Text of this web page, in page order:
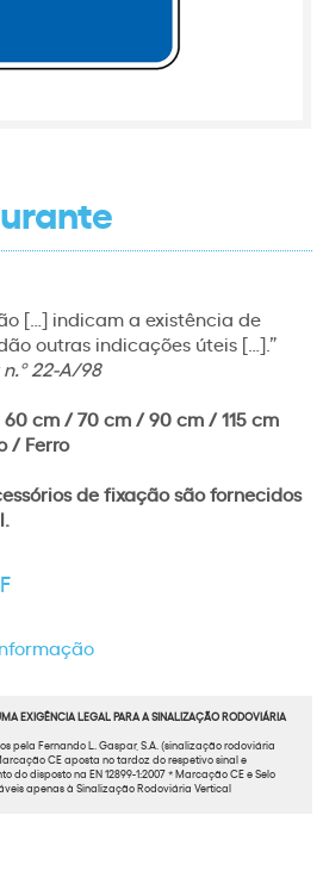
[…] indicam a existência de
outras indicações úteis […].”
22-A/98
60 cm / 70 cm / 90 cm / 115 cm
/ Ferro
de fixação são fornecidos
EXIGÊNCIA LEGAL PARA A SINALIZAÇÃO RODOVIÁRIA
pela Fernando L. Gaspar, S.A. (sinalização rodoviária
CE aposta no tardoz do respetivo sinal e
do disposto na EN 12899-1:2007 * Marcação CE e Selo
apenas à Sinalização Rodoviária Vertical